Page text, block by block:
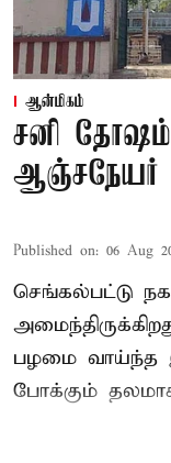
ஆன்மிகம்
சனி
ஆஞ்சநேயர்
Published on: 06 Aug
செங்கல்பட்டு
பழமை
போக்கும் தலமாக